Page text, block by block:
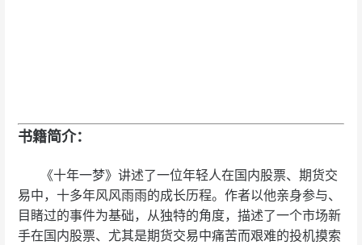
书籍简介：
《十年一梦》讲述了一位年轻人在国内股票、期货交
易中，十多年风风雨雨的成长历程。作者以他亲身参与、
目睹过的事件为基础，从独特的角度，描述了一个市场新
手在国内股票、尤其是期货交易中痛苦而艰难的投机摸索